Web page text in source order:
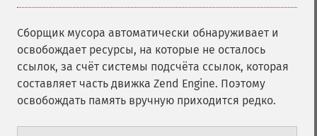
Сборщик мусора автоматически обнаруживает и
освобождает ресурсы, на которые не осталось
ссылок, за счёт системы подсчёта ссылок, которая
составляет часть движка Zend Engine. Поэтому
освобождать память вручную приходится редко.